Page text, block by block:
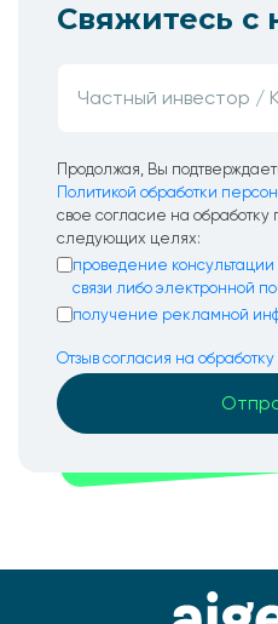
Свяжитесь с
Продолжая, Вы
Политикой обработки
свое согласие на
следующих целях:
проведение
связи либо электронной
получение рекламной
Отзыв согласия на